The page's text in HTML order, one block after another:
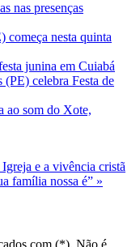
nas presenças
começa nesta quinta
junina em Cuiabá
(PE) celebra Festa de
ao som do Xote,
e a vivência cristã
família nossa é” »
com (*). Não é